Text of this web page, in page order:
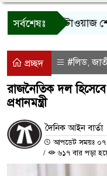
সর্বশেষঃটাওয়াজ শোনা যায়:
প্রচ্ছদ #লিড,
রাজনৈতিক দল
প্রধানমন্ত্রী
দৈনিক আইন বার্তা
আপডেট সময়ঃ
/
৬১৭ বার পড়া